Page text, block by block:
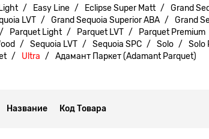
Easy Line Eclipse Super Matt
Grand
LVT Grand Sequoia Superior ABA
Grand
Parquet Light Parquet LVT
Parquet Premium
Sequoia LVT Sequoia SPC Solo
Solo
Ultra
Адамант Паркет (Adamant Parquet)
Название Код Товара